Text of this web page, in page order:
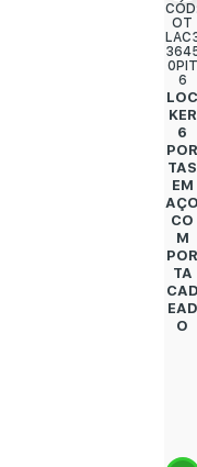
OT
0PIT
6
KER
6
TAS
EM
CO
M
TA
EAD
O